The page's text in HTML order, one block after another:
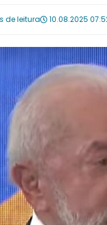
de leitura 10.08.2025